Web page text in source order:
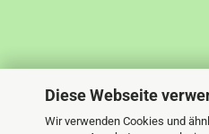
Diese Webseite
Wir verwenden Cookies und